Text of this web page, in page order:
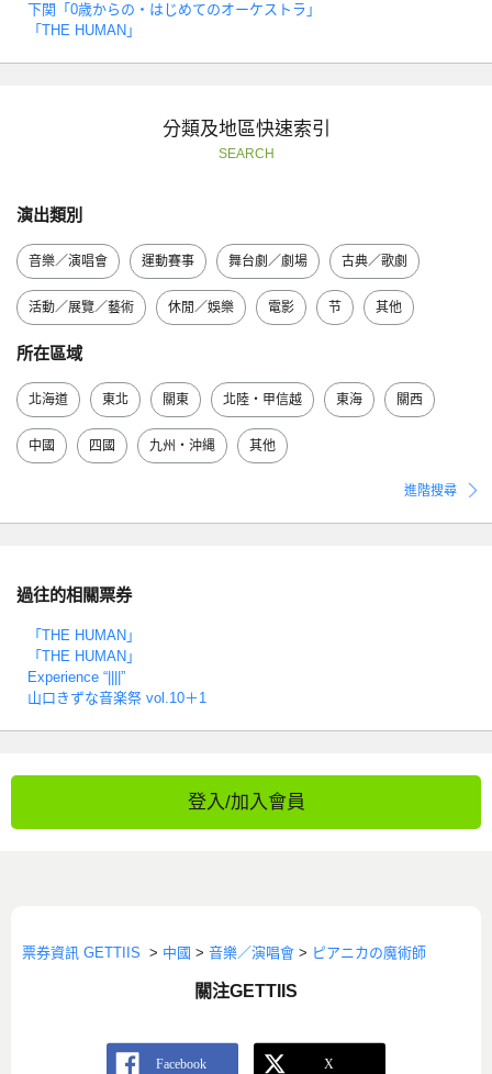
下関「0歳からの・はじめてのオーケストラ」
「THE HUMAN」
分類及地區快速索引
SEARCH
演出類別
音樂／演唱會 運動賽事 舞台劇／劇場 古典／歌劇
活動／展覽／藝術 休閒／娛樂 電影 节 其他
所在區域
北海道 東北 關東 北陸・甲信越 東海 關西
中國 四國 九州・沖縄 其他
進階搜尋
過往的相關票券
「THE HUMAN」
「THE HUMAN」
Experience “||||”
山口きずな音楽祭 vol.10＋1
登入/加入會員
票券資訊 GETTIIS > 中國 > 音樂／演唱會 > ピアニカの魔術師
關注GETTIIS